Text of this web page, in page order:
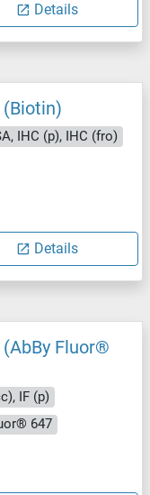
Details
(Biotin)
IHC (p), IHC (fro)
Details
(AbBy Fluor®
IF (p)
647